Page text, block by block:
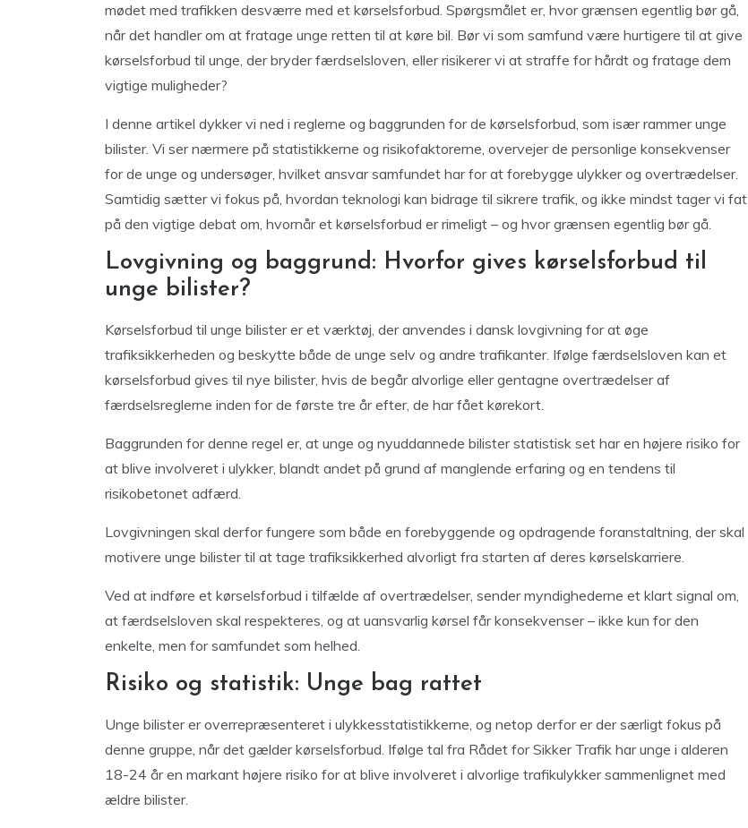
mødet med trafikken desværre med et kørselsforbud. Spørgsmålet er, hvor grænsen egentlig bør gå,
når det handler om at fratage unge retten til at køre bil. Bør vi som samfund være hurtigere til at give
kørselsforbud til unge, der bryder færdselsloven, eller risikerer vi at straffe for hårdt og fratage dem
vigtige muligheder?
I denne artikel dykker vi ned i reglerne og baggrunden for de kørselsforbud, som især rammer unge
bilister. Vi ser nærmere på statistikkerne og risikofaktorerne, overvejer de personlige konsekvenser
for de unge og undersøger, hvilket ansvar samfundet har for at forebygge ulykker og overtrædelser.
Samtidig sætter vi fokus på, hvordan teknologi kan bidrage til sikrere trafik, og ikke mindst tager vi fat
på den vigtige debat om, hvornår et kørselsforbud er rimeligt – og hvor grænsen egentlig bør gå.
Lovgivning og baggrund: Hvorfor gives kørselsforbud til
unge bilister?
Kørselsforbud til unge bilister er et værktøj, der anvendes i dansk lovgivning for at øge
trafiksikkerheden og beskytte både de unge selv og andre trafikanter. Ifølge færdselsloven kan et
kørselsforbud gives til nye bilister, hvis de begår alvorlige eller gentagne overtrædelser af
færdselsreglerne inden for de første tre år efter, de har fået kørekort.
Baggrunden for denne regel er, at unge og nyuddannede bilister statistisk set har en højere risiko for
at blive involveret i ulykker, blandt andet på grund af manglende erfaring og en tendens til
risikobetonet adfærd.
Lovgivningen skal derfor fungere som både en forebyggende og opdragende foranstaltning, der skal
motivere unge bilister til at tage trafiksikkerhed alvorligt fra starten af deres kørselskarriere.
Ved at indføre et kørselsforbud i tilfælde af overtrædelser, sender myndighederne et klart signal om,
at færdselsloven skal respekteres, og at uansvarlig kørsel får konsekvenser – ikke kun for den
enkelte, men for samfundet som helhed.
Risiko og statistik: Unge bag rattet
Unge bilister er overrepræsenteret i ulykkesstatistikkerne, og netop derfor er der særligt fokus på
denne gruppe, når det gælder kørselsforbud. Ifølge tal fra Rådet for Sikker Trafik har unge i alderen
18-24 år en markant højere risiko for at blive involveret i alvorlige trafikulykker sammenlignet med
ældre bilister.